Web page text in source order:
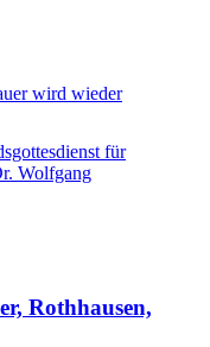
wird wieder
für
Wolfgang
Rothhausen,